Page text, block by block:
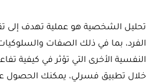
تحليل الشخصية هو عملية تهدف إلى
الفرد، بما في ذلك الصفات
النفسية الأخرى التي تؤثر في كيفية
خلال تطبيق فسرلي، يمكنك الحصول